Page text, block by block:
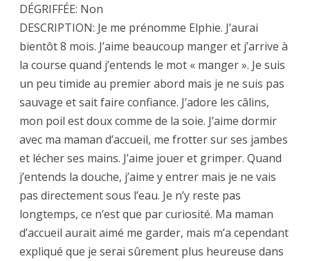
DÉGRIFFÉE: Non
DESCRIPTION: Je me prénomme Elphie. J’aurai
bientôt 8 mois. J’aime beaucoup manger et j’arrive à
la course quand j’entends le mot « manger ». Je suis
un peu timide au premier abord mais je ne suis pas
sauvage et sait faire confiance. J’adore les câlins,
mon poil est doux comme de la soie. J’aime dormir
avec ma maman d’accueil, me frotter sur ses jambes
et lécher ses mains. J’aime jouer et grimper. Quand
j’entends la douche, j’aime y entrer mais je ne vais
pas directement sous l’eau. Je n’y reste pas
longtemps, ce n’est que par curiosité. Ma maman
d’accueil aurait aimé me garder, mais m’a cependant
expliqué que je serai sûrement plus heureuse dans